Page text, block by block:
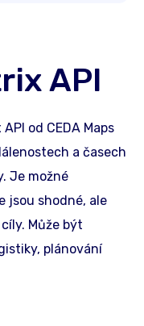
API
od CEDA Maps
a časech
Je možné
jsou shodné, ale
Může být
plánování